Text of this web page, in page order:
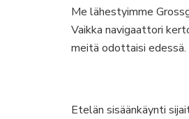
Me lähestyimme
Vaikka navigaattori
meitä odottaisi edessä.
Etelän sisäänkäynti